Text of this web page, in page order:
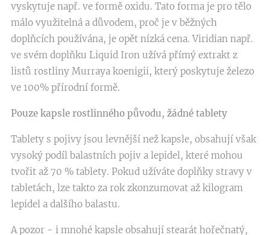
vyskytuje např. ve formě oxidu. Tato forma je pro tělo
málo využitelná a důvodem, proč je v běžných
doplňcích používána, je opět nízká cena. Viridian např.
ve svém doplňku Liquid Iron užívá přímý extrakt z
listů rostliny Murraya koenigii, který poskytuje železo
ve 100% přírodní formě.
Pouze kapsle rostlinného původu, žádné tablety
Tablety s pojivy jsou levnější než kapsle, obsahují však
vysoký podíl balastních pojiv a lepidel, které mohou
tvořit až 70 % tablety. Pokud užíváte doplňky stravy v
tabletách, lze takto za rok zkonzumovat až kilogram
lepidel a dalšího balastu.
A pozor - i mnohé kapsle obsahují stearát hořečnatý,